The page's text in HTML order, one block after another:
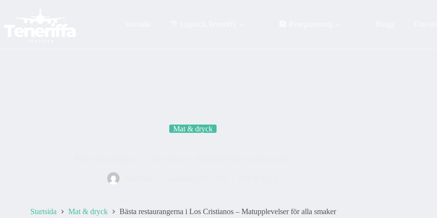
Mat & dryck
Startsida Mat & dryck Bästa restaurangerna i Los Cristianos – Matupplevelser för alla smaker